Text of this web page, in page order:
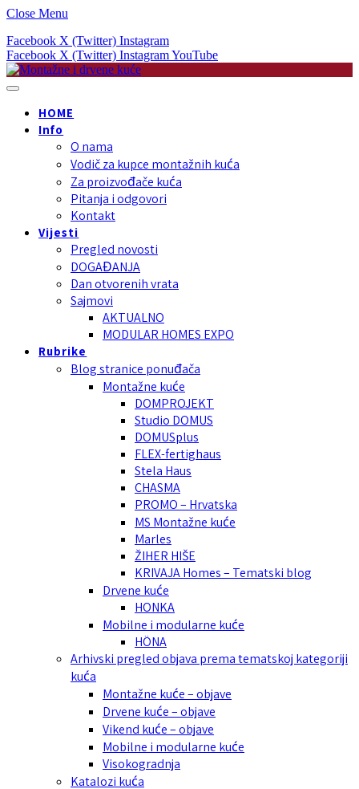
Close Menu
Facebook X (Twitter) Instagram
Facebook X (Twitter) InstagramYouTube
HOME
Info
O nama
Vodič za kupce montažnih kuća
Za proizvođače kuća
Pitanja i odgovori
Kontakt
Vijesti
Pregled novosti
DOGAĐANJA
Dan otvorenih vrata
Sajmovi
AKTUALNO
MODULAR HOMES EXPO
Rubrike
Blog stranice ponuđača
Montažne kuće
DOMPROJEKT
Studio DOMUS
DOMUSplus
FLEX-fertighaus
Stela Haus
CHASMA
PROMO – Hrvatska
MS Montažne kuće
Marles
ŽIHER HIŠE
KRIVAJA Homes – Tematski blog
Drvene kuće
HONKA
Mobilne i modularne kuće
HÖNA
Arhivski pregled objava prema tematskoj kategoriji
kuća
Montažne kuće – objave
Drvene kuće – objave
Vikend kuće – objave
Mobilne i modularne kuće
Visokogradnja
Katalozi kuća